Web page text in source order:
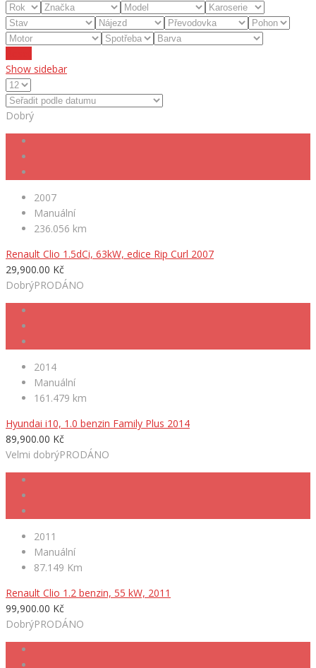
Show sidebar
Dobrý
2007
Manuální
236.056 km
Renault Clio 1.5dCi, 63kW, edice Rip Curl 2007
29,900.00 Kč
DobrýPRODÁNO
2014
Manuální
161.479 km
Hyundai i10, 1.0 benzin Family Plus 2014
89,900.00 Kč
Velmi dobrýPRODÁNO
2011
Manuální
87.149 Km
Renault Clio 1.2 benzin, 55 kW, 2011
99,900.00 Kč
DobrýPRODÁNO